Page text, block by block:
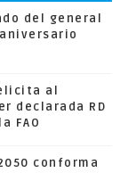
del general
al
declarada RD
FAO
conforma